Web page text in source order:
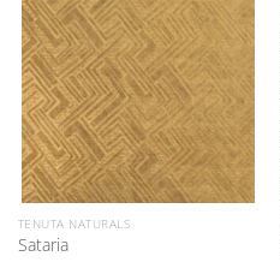
TENUTA NATURALS
Sataria